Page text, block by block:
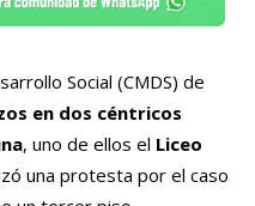
Social (CMDS) de
en dos céntricos
, uno de ellos el Liceo
una protesta por el caso